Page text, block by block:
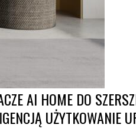
AI HOME DO
UŻYTKOWANIE